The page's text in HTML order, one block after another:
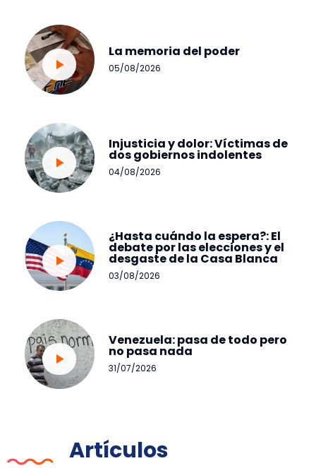
La memoria del poder
05/08/2026
Injusticia y dolor: Víctimas de
dos gobiernos indolentes
04/08/2026
¿Hasta cuándo la espera?: El
debate por las elecciones y el
desgaste de la Casa Blanca
03/08/2026
Venezuela: pasa de todo pero
no pasa nada
31/07/2026
Artículos